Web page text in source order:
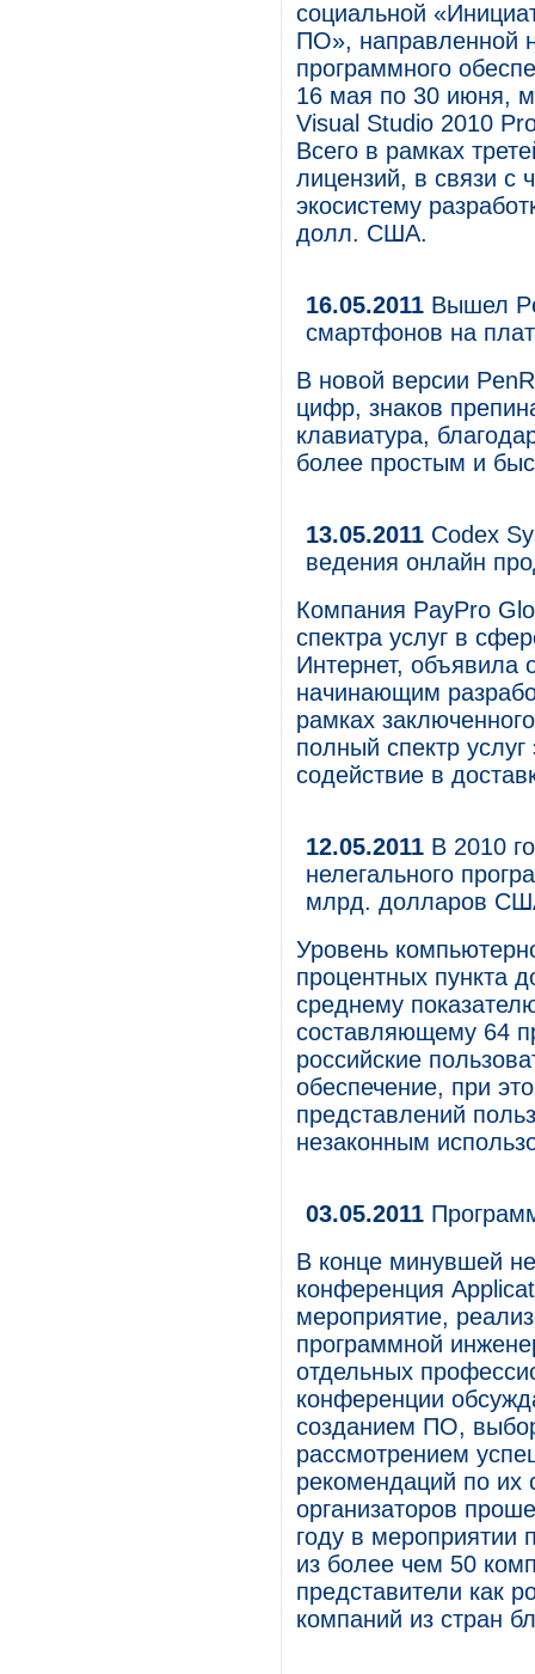
социальной
ПО», направленной
программного
16 мая по 30 июня,
Visual Studio 2010
Всего в рамках
лицензий, в связи с
экосистему
долл. США.
16.05.2011 Вышел
смартфонов на
В новой версии
цифр, знаков
клавиатура,
более простым и
13.05.2011 Codex
ведения онлайн
Компания PayPro
спектра услуг в
Интернет, объявила
начинающим
рамках
полный спектр
содействие в
12.05.2011 В 2010
нелегального
млрд. долларов
Уровень
процентных пункта
среднему
составляющему 64
российские
обеспечение, при
представлений
незаконным
03.05.2011
В конце минувшей
конференция
мероприятие,
программной
отдельных
конференции
созданием ПО,
рассмотрением
рекомендаций по
организаторов
году в мероприятии
из более чем 50
представители как
компаний из стран